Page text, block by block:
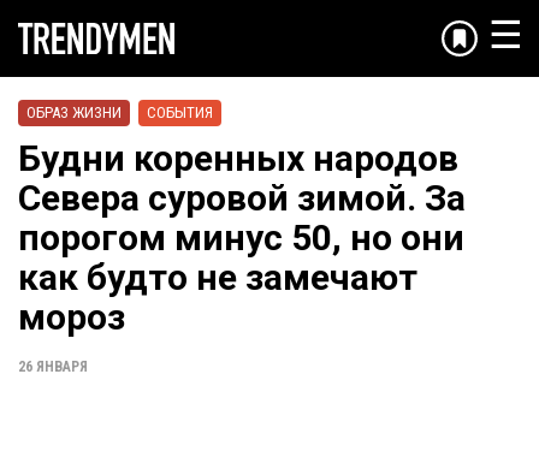
☰
ОБРАЗ ЖИЗНИ СОБЫТИЯ
Будни коренных народов
Севера суровой зимой. За
порогом минус 50, но они
как будто не замечают
мороз
26 ЯНВАРЯ